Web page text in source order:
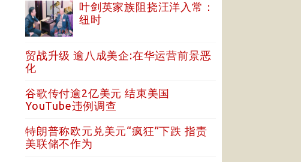
叶剑英家族阻挠汪洋入常：
纽时
贸战升级 逾八成美企:在华运营前景恶
化
谷歌传付逾2亿美元 结束美国
YouTube违例调查
特朗普称欧元兑美元“疯狂”下跌 指责
美联储不作为